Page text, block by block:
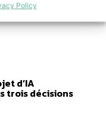
Policy
d’IA
trois décisions